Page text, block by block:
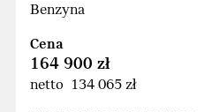
Benzyna
Cena
164 900 zł
netto 134 065 zł